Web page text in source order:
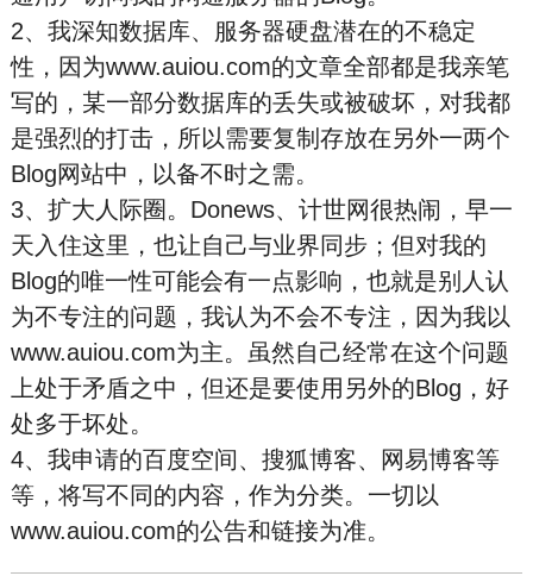
2、我深知数据库、服务器硬盘潜在的不稳定
性，因为www.auiou.com的文章全部都是我亲笔
写的，某一部分数据库的丢失或被破坏，对我都
是强烈的打击，所以需要复制存放在另外一两个
Blog网站中，以备不时之需。
3、扩大人际圈。Donews、计世网很热闹，早一
天入住这里，也让自己与业界同步；但对我的
Blog的唯一性可能会有一点影响，也就是别人认
为不专注的问题，我认为不会不专注，因为我以
www.auiou.com为主。虽然自己经常在这个问题
上处于矛盾之中，但还是要使用另外的Blog，好
处多于坏处。
4、我申请的百度空间、搜狐博客、网易博客等
等，将写不同的内容，作为分类。一切以
www.auiou.com的公告和链接为准。